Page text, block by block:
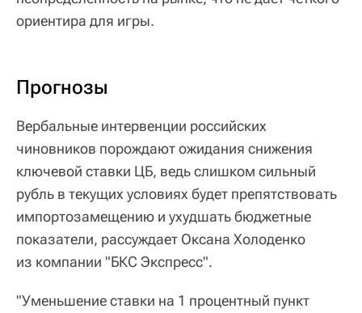
ориентира для игры.
Прогнозы
Вербальные интервенции российских
чиновников порождают ожидания снижения
ключевой ставки ЦБ, ведь слишком сильный
рубль в текущих условиях будет препятствовать
импортозамещению и ухудшать бюджетные
показатели, рассуждает Оксана Холоденко
из компании "БКС Экспресс".
"Уменьшение ставки на 1 процентный пункт